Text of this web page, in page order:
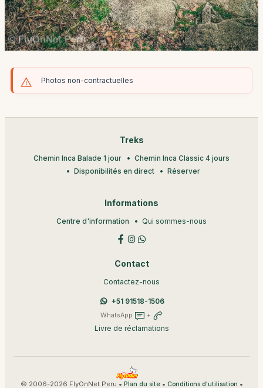
Photos non-contractuelles
Treks
Chemin Inca Balade 1 jour
Chemin Inca Classic 4 jours
Disponibilités en direct
Réserver
Informations
Centre d'information Qui sommes-nous
Contact
Contactez-nous
+51 91518-1506
WhatsApp +
Livre de réclamations
© 2006-2026 FlyOnNet Peru • Plan du site• Conditions d'utilisation •